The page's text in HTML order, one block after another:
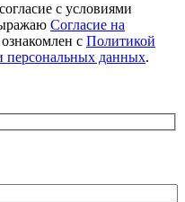
с условиями
Согласие на
ознакомлен с Политикой
персональных данных.